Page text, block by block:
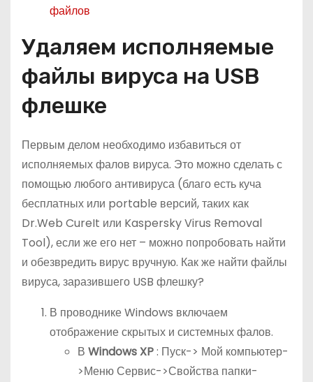
файлов
Удаляем исполняемые
файлы вируса на USB
флешке
Первым делом необходимо избавиться от
исполняемых фалов вируса. Это можно сделать с
помощью любого антивируса (благо есть куча
бесплатных или portable версий, таких как
Dr.Web CureIt или Kaspersky Virus Removal
Tool), если же его нет – можно попробовать найти
и обезвредить вирус вручную. Как же найти файлы
вируса, заразившего USB флешку?
В проводнике Windows включаем
отображение скрытых и системных фалов.
В Windows XP: Пуск-> Мой компьютер-
>Меню Сервис->Свойства папки-